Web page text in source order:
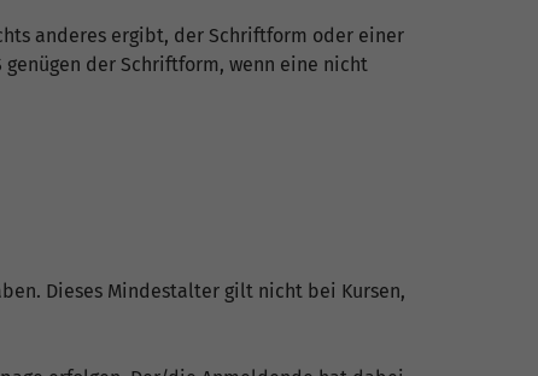
anderes ergibt, der Schriftform oder einer
genügen der Schriftform, wenn eine nicht
Dieses Mindestalter gilt nicht bei Kursen,